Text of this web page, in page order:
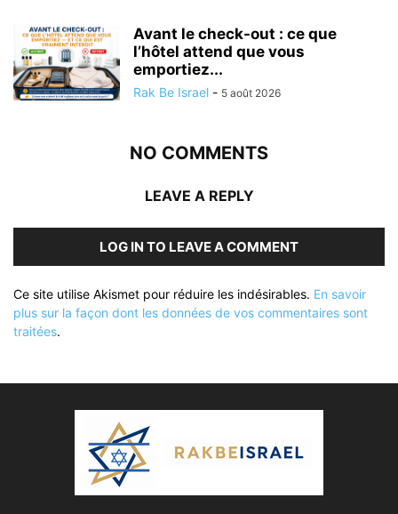
Avant le check-out : ce que
l’hôtel attend que vous
emportiez...
Rak Be Israel - 5 août 2026
NO COMMENTS
LEAVE A REPLY
LOG IN TO LEAVE A COMMENT
Ce site utilise Akismet pour réduire les indésirables. En savoir
plus sur la façon dont les données de vos commentaires sont
traitées.